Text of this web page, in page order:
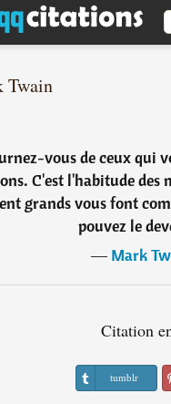
Twain
vous de ceux qui
C'est l'habitude des
grands vous font
pouvez le
―Mark
Citation
tumblr